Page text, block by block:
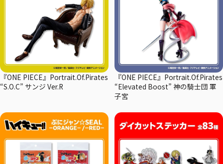
『ONE PIECE』Portrait.Of.Pirates
“S.O.C” サンジ Ver.R
『ONE PIECE』Portrait.Of.Pirates
“Elevated Boost” 神の騎士団 軍
子宮